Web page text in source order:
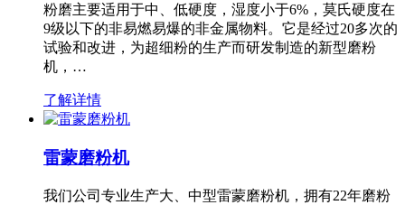
粉磨主要适用于中、低硬度，湿度小于6%，莫氏硬度在
9级以下的非易燃易爆的非金属物料。它是经过20多次的
试验和改进，为超细粉的生产而研发制造的新型磨粉
机，…
了解详情
雷蒙磨粉机
我们公司专业生产大、中型雷蒙磨粉机，拥有22年磨粉